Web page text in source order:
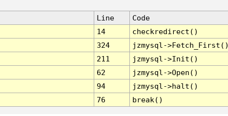
Line
Code
14
checkredirect()
324
jzmysql-
211
jzmysql->Init()
62
jzmysql->Open()
94
jzmysql->halt()
76 break()